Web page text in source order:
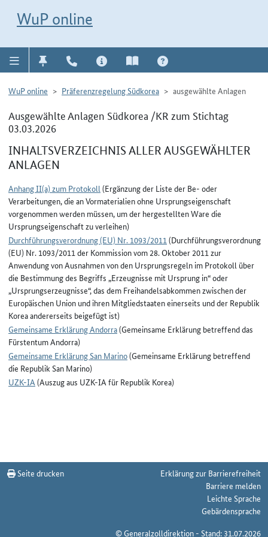
WuP online
WuP online Präferenzregelung Südkorea ausgewählte Anlagen
Ausgewählte Anlagen Südkorea /KR zum Stichtag
03.03.2026
INHALTSVERZEICHNIS ALLER AUSGEWÄHLTER
ANLAGEN
Anhang II(a) zum Protokoll(Ergänzung der Liste der Be- oder
Verarbeitungen, die an Vormaterialien ohne Ursprungseigenschaft
vorgenommen werden müssen, um der hergestellten Ware die
Ursprungseigenschaft zu verleihen)
Durchführungsverordnung (EU) Nr. 1093/2011(Durchführungsverordnung
(EU) Nr. 1093/2011 der Kommission vom 28. Oktober 2011 zur
Anwendung von Ausnahmen von den Ursprungsregeln im Protokoll über
die Bestimmung des Begriffs „Erzeugnisse mit Ursprung in“ oder
„Ursprungserzeugnisse“, das dem Freihandelsabkommen zwischen der
Europäischen Union und ihren Mitgliedstaaten einerseits und der Republik
Korea andererseits beigefügt ist)
Gemeinsame Erklärung Andorra(Gemeinsame Erklärung betreffend das
Fürstentum Andorra)
Gemeinsame Erklärung San Marino(Gemeinsame Erklärung betreffend
die Republik San Marino)
UZK-IA(Auszug aus UZK-IA für Republik Korea)
Seite drucken
Erklärung zur Barrierefreiheit
Barriere melden
Leichte Sprache
Gebärdensprache
© Generalzolldirektion - Stand: 31.07.2026